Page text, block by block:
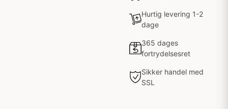
Hurtig levering 1-2
dage
365 dages
fortrydelsesret
Sikker handel med
SSL